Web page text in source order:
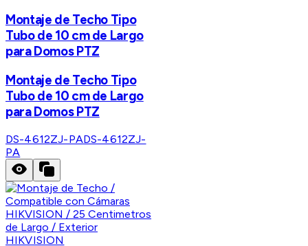
Montaje de Techo Tipo
Tubo de 10 cm de Largo
para Domos PTZ
Montaje de Techo Tipo
Tubo de 10 cm de Largo
para Domos PTZ
DS-4612ZJ-PADS-4612ZJ-
PA
HIKVISION